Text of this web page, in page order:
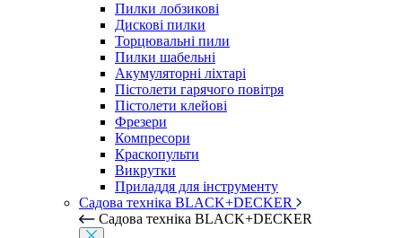
Пилки лобзикові
Дискові пилки
Торцювальні пили
Пилки шабельні
Акумуляторні ліхтарі
Пістолети гарячого повітря
Пістолети клейові
Фрезери
Компресори
Краскопульти
Викрутки
Приладдя для інструменту
Садова техніка BLACK+DECKER
Садова техніка BLACK+DECKER